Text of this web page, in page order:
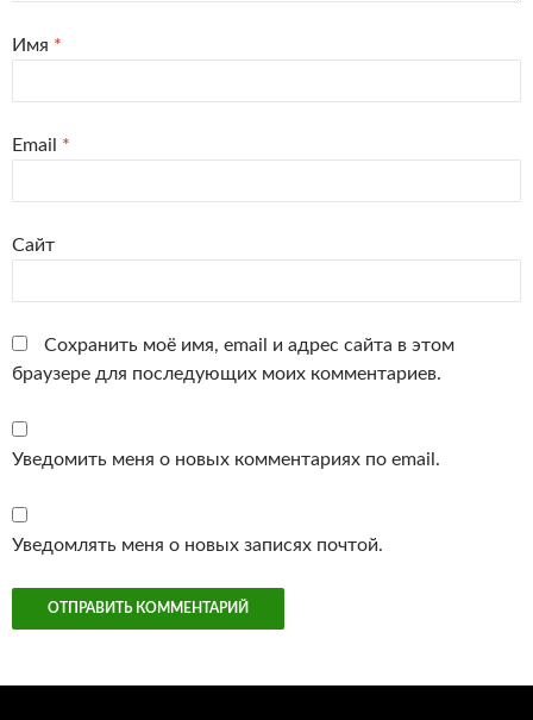
Имя *
Email *
Сайт
Сохранить моё имя, email и адрес сайта в этом
браузере для последующих моих комментариев.
Уведомить меня о новых комментариях по email.
Уведомлять меня о новых записях почтой.